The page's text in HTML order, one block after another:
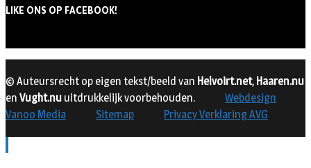
LIKE ONS OP FACEBOOK!
© Auteursrecht op eigen tekst/beeld van Helvoirt.net, Haaren.nu
en Vught.nu uitdrukkelijk voorbehouden.
Webdesign
Vanoo Media
Sitemap Privacy Verklaring AVG